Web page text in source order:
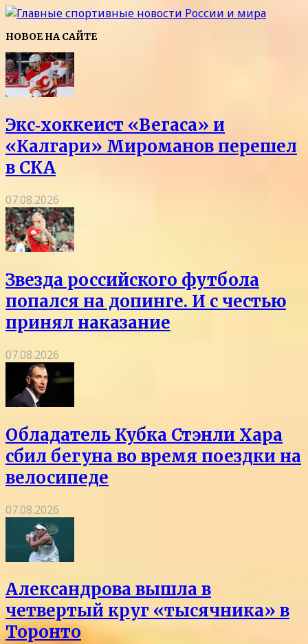
НОВОЕ НА САЙТЕ
Экс‑хоккеист «Вегаса» и
«Калгари» Мироманов перешел
в СКА
07.08.2026
Звезда российского футбола
попался на допинге. И с честью
принял наказание
07.08.2026
Обладатель Кубка Стэнли Хара
сбил бегуна во время поездки на
велосипеде
07.08.2026
Александрова вышла в
четвертый круг «тысячника» в
Торонто